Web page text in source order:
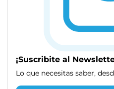
¡Suscribite al
Lo que necesitas saber,